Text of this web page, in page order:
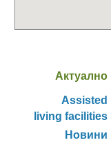
Актуално
Assisted
living facilities
Новини